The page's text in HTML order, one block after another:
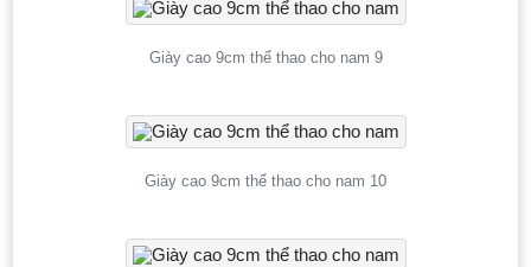
Giày cao 9cm thể thao cho nam 9
Giày cao 9cm thể thao cho nam 10